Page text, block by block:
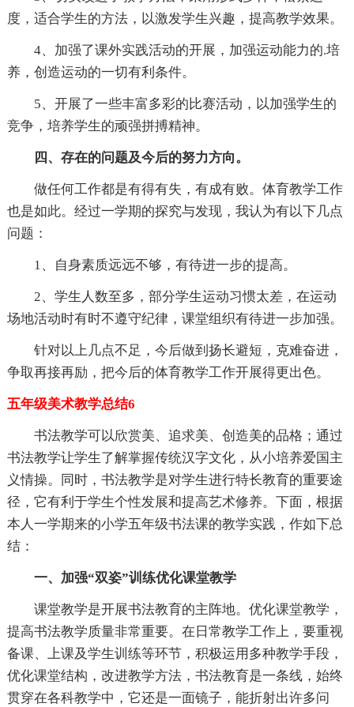
度，适合学生的方法，以激发学生兴趣，提高教学效果。
4、加强了课外实践活动的开展，加强运动能力的.培
养，创造运动的一切有利条件。
5、开展了一些丰富多彩的比赛活动，以加强学生的
竞争，培养学生的顽强拼搏精神。
四、存在的问题及今后的努力方向。
做任何工作都是有得有失，有成有败。体育教学工作
也是如此。经过一学期的探究与发现，我认为有以下几点
问题：
1、自身素质远远不够，有待进一步的提高。
2、学生人数至多，部分学生运动习惯太差，在运动
场地活动时有时不遵守纪律，课堂组织有待进一步加强。
针对以上几点不足，今后做到扬长避短，克难奋进，
争取再接再励，把今后的体育教学工作开展得更出色。
五年级美术教学总结6
书法教学可以欣赏美、追求美、创造美的品格；通过
书法教学让学生了解掌握传统汉字文化，从小培养爱国主
义情操。同时，书法教学是对学生进行特长教育的重要途
径，它有利于学生个性发展和提高艺术修养。下面，根据
本人一学期来的小学五年级书法课的教学实践，作如下总
结：
一、加强“双姿”训练优化课堂教学
课堂教学是开展书法教育的主阵地。优化课堂教学，
提高书法教学质量非常重要。在日常教学工作上，要重视
备课、上课及学生训练等环节，积极运用多种教学手段，
优化课堂结构，改进教学方法，书法教育是一条线，始终
贯穿在各科教学中，它还是一面镜子，能折射出许多问